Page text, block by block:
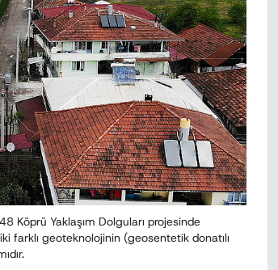
Köprü Yaklaşım Dolguları projesinde
farklı geoteknolojinin (geosentetik donatılı